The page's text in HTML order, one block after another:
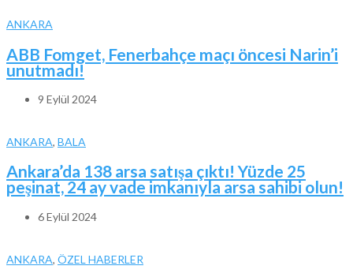
ANKARA
ABB Fomget, Fenerbahçe maçı öncesi Narin’i
unutmadı!
9 Eylül 2024
ANKARA, BALA
Ankara’da 138 arsa satışa çıktı! Yüzde 25
peşinat, 24 ay vade imkanıyla arsa sahibi olun!
6 Eylül 2024
ANKARA, ÖZEL HABERLER